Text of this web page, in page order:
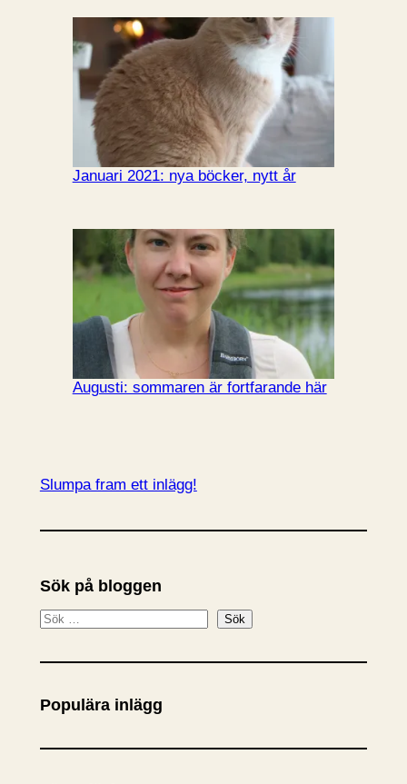
Januari 2021: nya böcker, nytt år
Augusti: sommaren är fortfarande här
Slumpa fram ett inlägg!
Sök på bloggen
S
k
Sök
Populära inlägg